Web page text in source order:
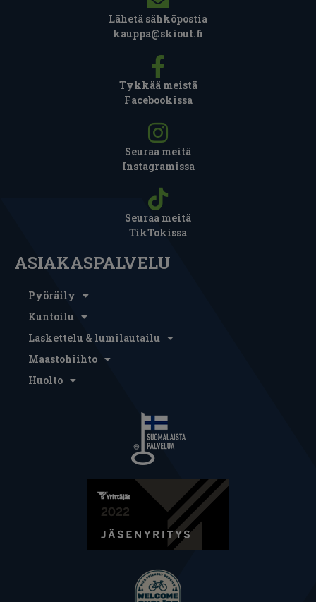
Lähetä sähköpostia
kauppa@skiout.fi
Tykkää meistä
Facebookissa
Seuraa meitä
Instagramissa
Seuraa meitä
TikTokissa
ASIAKASPALVELU
Pyöräily
Kuntoilu
Laskettelu & lumilautailu
Maastohiihto
Huolto